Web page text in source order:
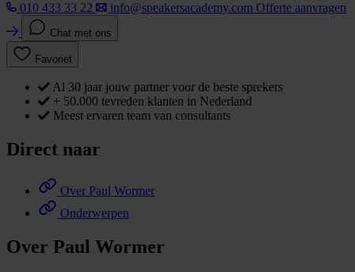
010 433 33 22 info@speakersacademy.com Offerte aanvragen
Chat met ons
Favoriet
Al 30 jaar jouw partner voor de beste sprekers
+ 50.000 tevreden klanten in Nederland
Meest ervaren team van consultants
Direct naar
Over Paul Wormer
Onderwerpen
Over Paul Wormer